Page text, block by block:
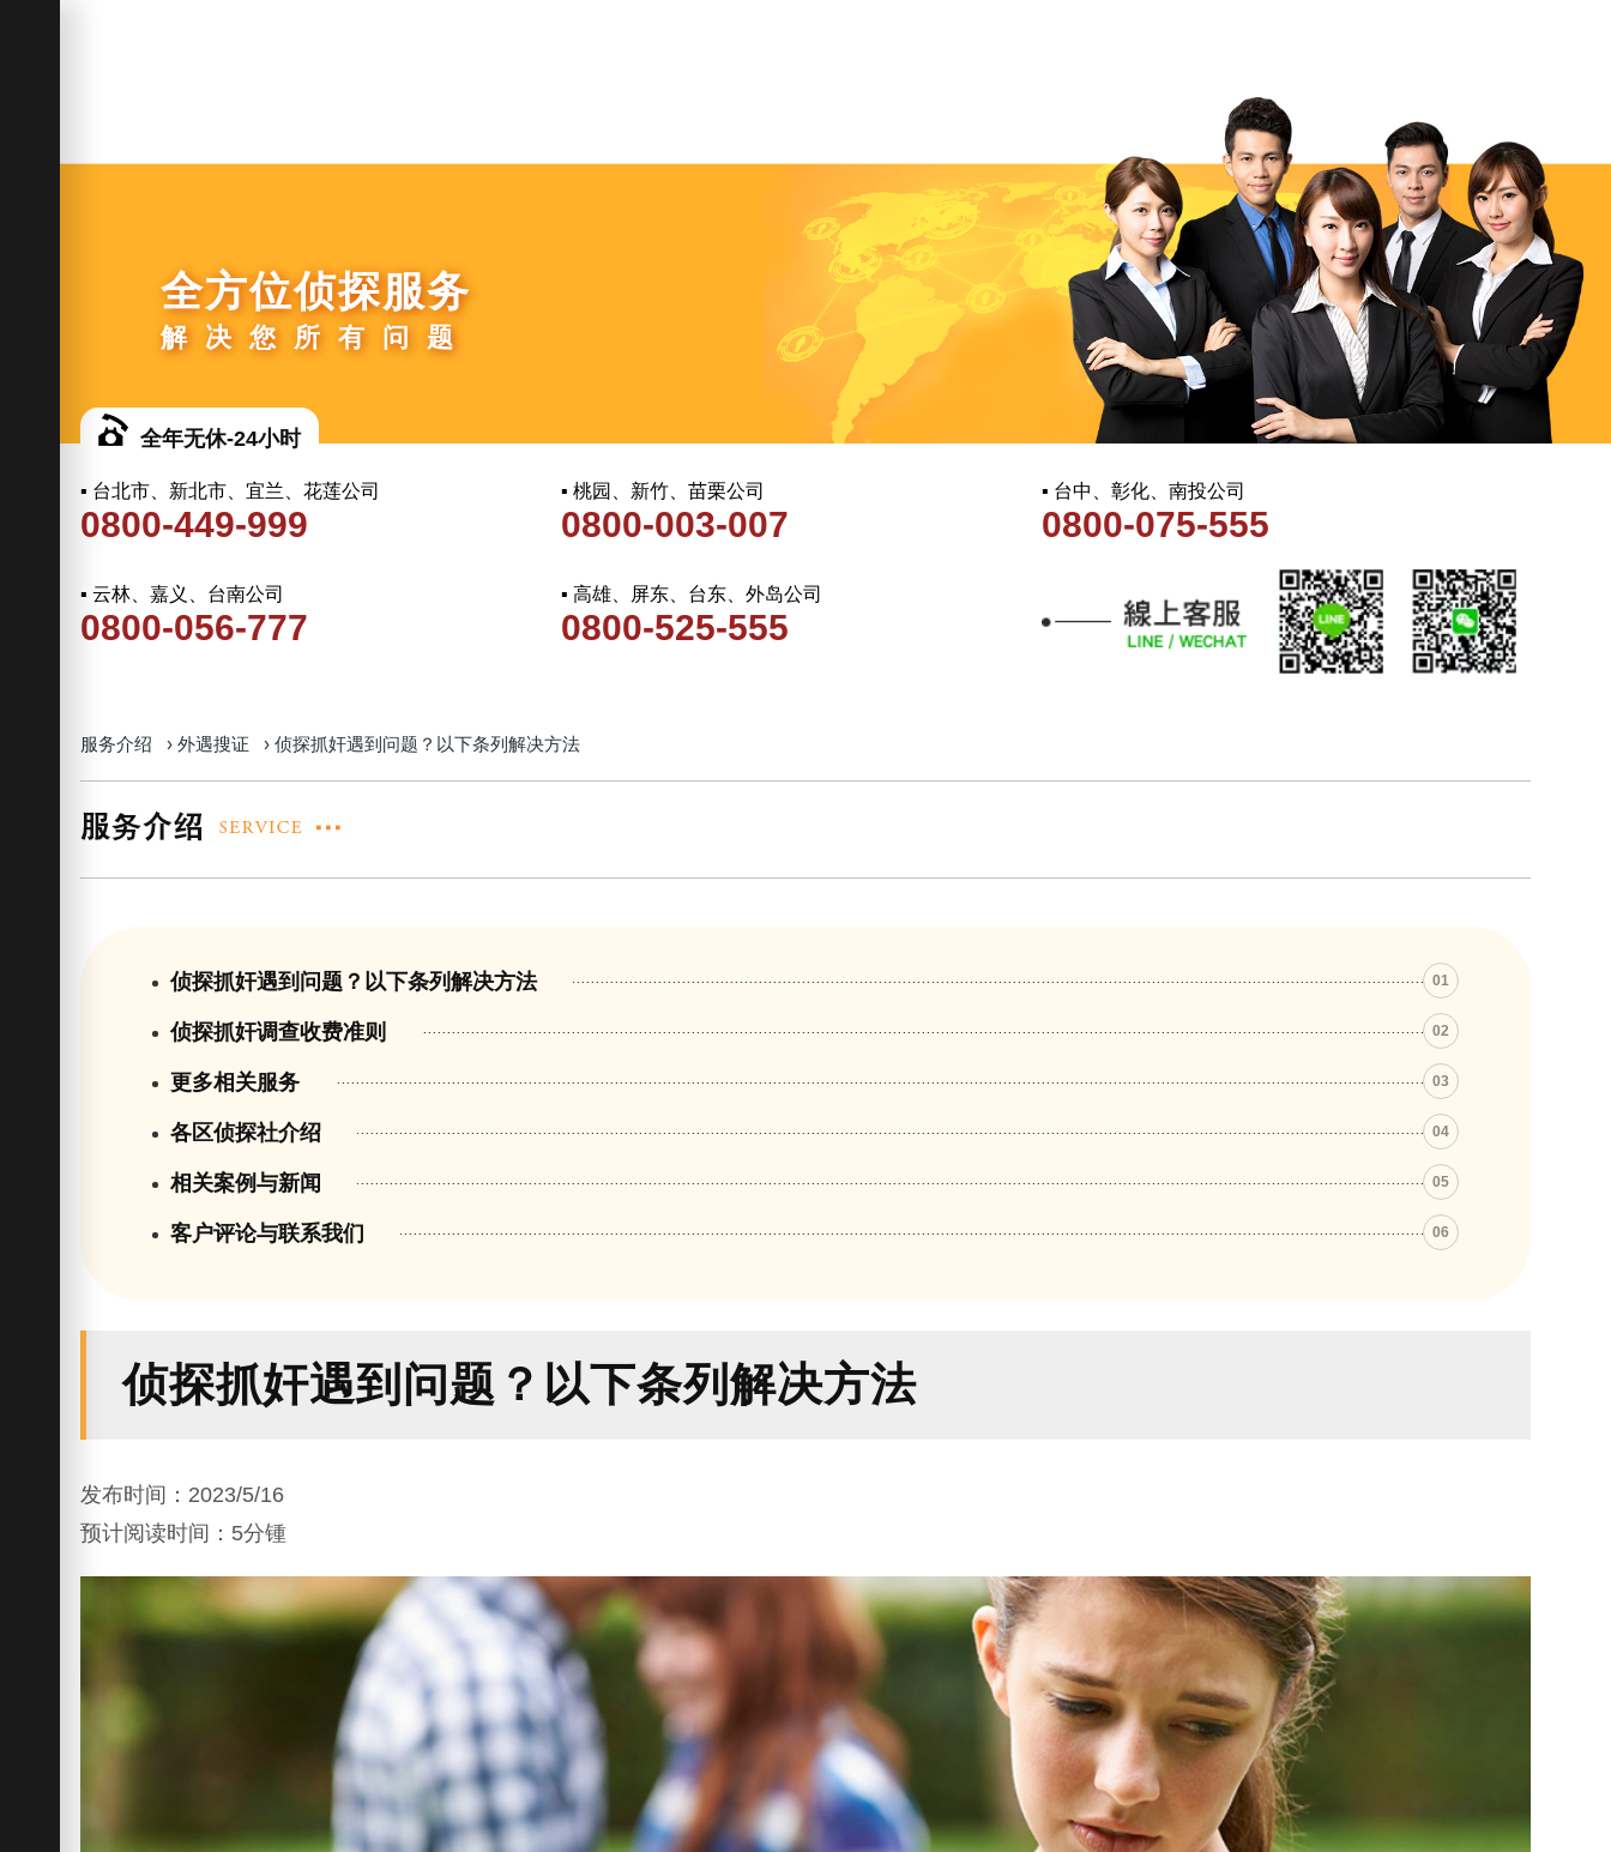
全方位侦探服务
解决您所有问题
全年无休-24小时
▪ 台北市、新北市、宜兰、花莲公司
0800-449-999
▪ 桃园、新竹、苗栗公司
0800-003-007
▪ 台中、彰化、南投公司
0800-075-555
▪ 云林、嘉义、台南公司
0800-056-777
▪ 高雄、屏东、台东、外岛公司
0800-525-555
服务介绍 › 外遇搜证 › 侦探抓奸遇到问题？以下条列解决方法
侦探抓奸遇到问题？以下条列解决方法 01
侦探抓奸调查收费准则 02
更多相关服务 03
各区侦探社介绍 04
相关案例与新闻 05
客户评论与联系我们 06
侦探抓奸遇到问题？以下条列解决方法
发布时间：2023/5/16
预计阅读时间：5分锺